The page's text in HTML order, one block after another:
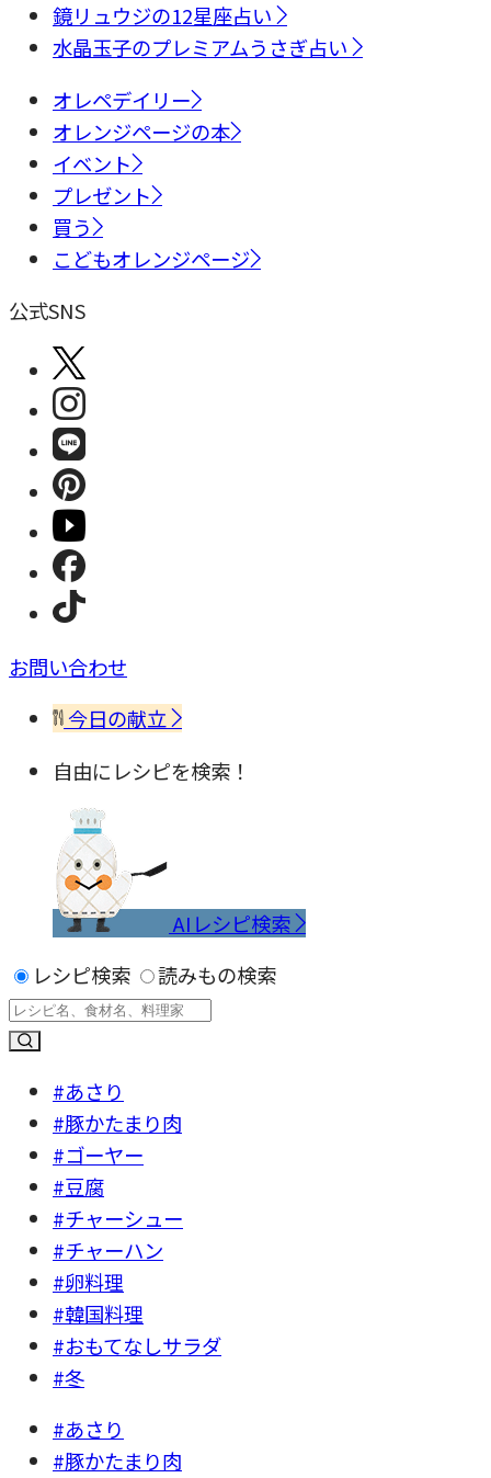
鏡リュウジの12星座占い
水晶玉子のプレミアムうさぎ占い
オレペデイリー
オレンジページの本
イベント
プレゼント
買う
こどもオレンジページ
公式SNS
お問い合わせ
今日の献立
自由にレシピを検索！
AIレシピ検索
レシピ検索
読みもの検索
#あさり
#豚かたまり肉
#ゴーヤー
#豆腐
#チャーシュー
#チャーハン
#卵料理
#韓国料理
#おもてなしサラダ
#冬
#あさり
#豚かたまり肉